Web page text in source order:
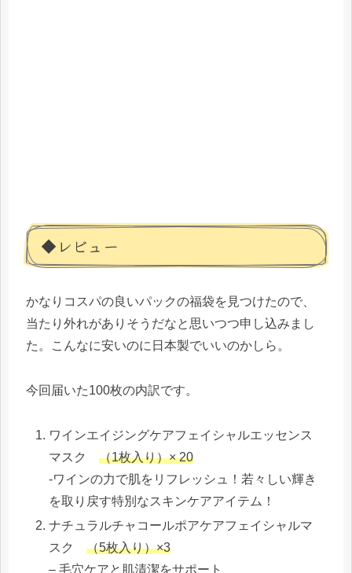
◆レビュー
かなりコスパの良いパックの福袋を見つけたので、
当たり外れがありそうだなと思いつつ申し込みまし
た。こんなに安いのに日本製でいいのかしら。
今回届いた100枚の内訳です。
ワインエイジングケアフェイシャルエッセンス
マスク（1枚入り）× 20
-ワインの力で肌をリフレッシュ！若々しい輝き
を取り戻す特別なスキンケアアイテム！
ナチュラルチャコールポアケアフェイシャルマ
スク（5枚入り）×3
– 毛穴ケアと肌清潔をサポート